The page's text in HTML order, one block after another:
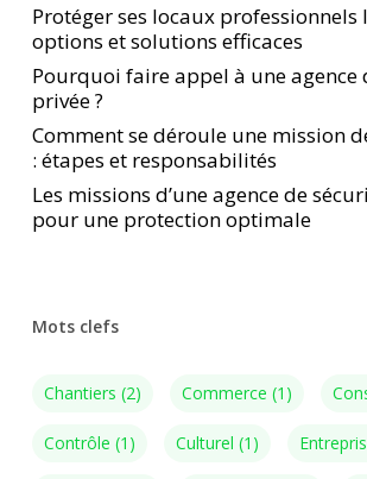
Protéger ses locaux professionnels
options et solutions efficaces
Pourquoi faire appel à une agence
privée ?
Comment se déroule une mission
: étapes et responsabilités
Les missions d’une agence de
pour une protection optimale
Mots clefs
Chantiers (2) Commerce (1)
Contrôle (1) Culturel (1)